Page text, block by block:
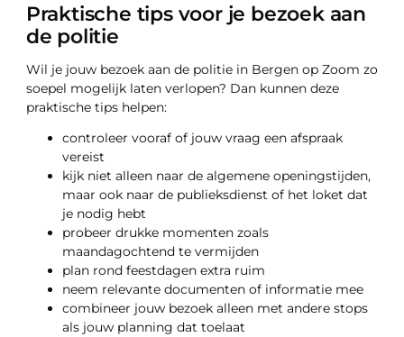
Praktische tips voor je bezoek aan
de politie
Wil je jouw bezoek aan de politie in Bergen op Zoom zo
soepel mogelijk laten verlopen? Dan kunnen deze
praktische tips helpen:
controleer vooraf of jouw vraag een afspraak
vereist
kijk niet alleen naar de algemene openingstijden,
maar ook naar de publieksdienst of het loket dat
je nodig hebt
probeer drukke momenten zoals
maandagochtend te vermijden
plan rond feestdagen extra ruim
neem relevante documenten of informatie mee
combineer jouw bezoek alleen met andere stops
als jouw planning dat toelaat